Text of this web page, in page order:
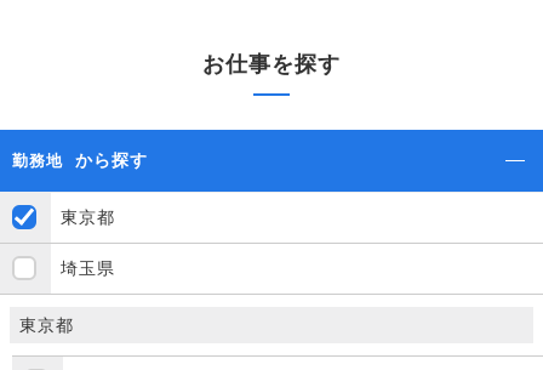
お仕事を探す
勤務地 から探す
東京都
埼玉県
東京都